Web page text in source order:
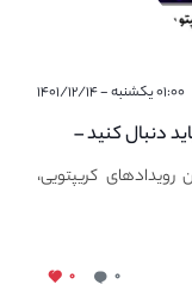
۰۱:۰۰ یکشنبه - ۱۴۰۱/۱۲/۱۴
های کریپتویی ۲۰۲۳ که باید دنبال کنید –
کریپتویی،
۰ ۰